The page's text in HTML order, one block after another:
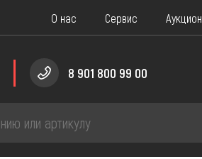
О нас Сервис Аукцион
8 901 800 99 00